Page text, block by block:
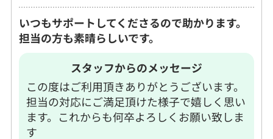
いつもサポートしてくださるので助かります。
担当の方も素晴らしいです。
スタッフからのメッセージ
この度はご利用頂きありがとうございます。
担当の対応にご満足頂けた様子で嬉しく思い
ます。これからも何卒よろしくお願い致しま
す